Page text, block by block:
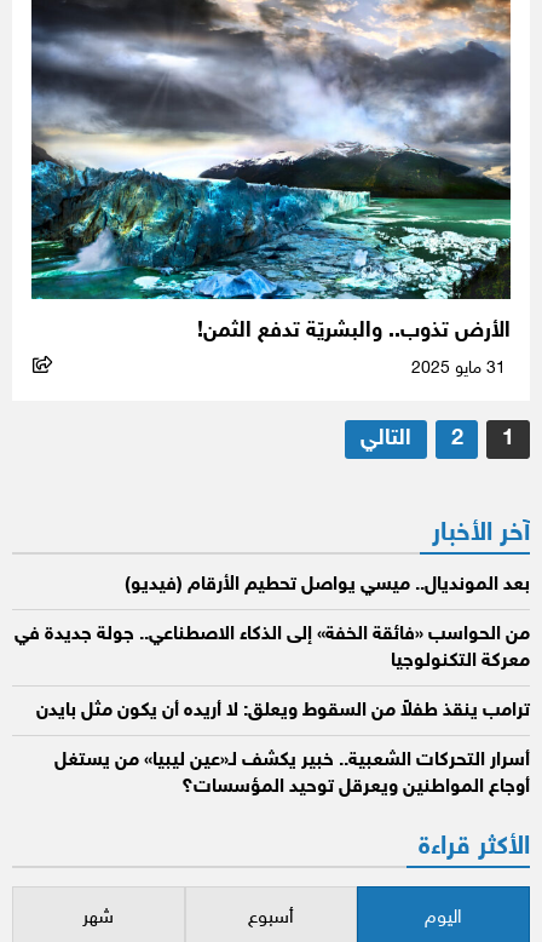
الأرض تذوب.. والبشريّة تدفع الثمن!
تعدد
صفحات
1
2 التالي
آخر الأخبار
بعد المونديال.. ميسي يواصل تحطيم الأرقام (فيديو)
من الحواسب «فائقة الخفة» إلى الذكاء الاصطناعي.. جولة جديدة في
معركة التكنولوجيا
ترامب ينقذ طفلاً من السقوط ويعلق: لا أريده أن يكون مثل بايدن
أسرار التحركات الشعبية.. خبير يكشف لـ«عين ليبيا» من يستغل
أوجاع المواطنين ويعرقل توحيد المؤسسات؟
الأكثر قراءة
اليوم أسبوع شهر